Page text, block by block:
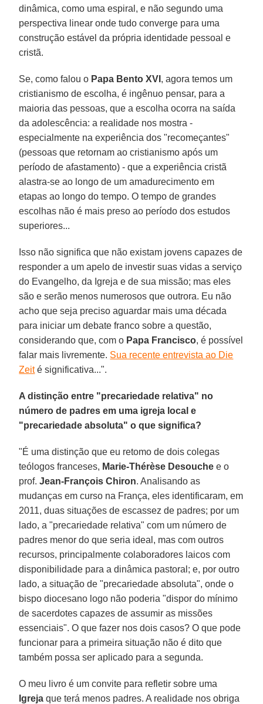
dinâmica, como uma espiral, e não segundo uma
perspectiva linear onde tudo converge para uma
construção estável da própria identidade pessoal e
cristã.
Se, como falou o Papa Bento XVI , agora temos um
cristianismo de escolha, é ingênuo pensar, para a
maioria das pessoas, que a escolha ocorra na saída
da adolescência: a realidade nos mostra -
especialmente na experiência dos "recomeçantes"
(pessoas que retornam ao cristianismo após um
período de afastamento) - que a experiência cristã
alastra-se ao longo de um amadurecimento em
etapas ao longo do tempo. O tempo de grandes
escolhas não é mais preso ao período dos estudos
superiores...
Isso não significa que não existam jovens capazes de
responder a um apelo de investir suas vidas a serviço
do Evangelho, da Igreja e de sua missão; mas eles
são e serão menos numerosos que outrora. Eu não
acho que seja preciso aguardar mais uma década
para iniciar um debate franco sobre a questão,
considerando que, com o Papa Francisco, é possível
falar mais livremente. Sua recente entrevista ao Die
Zeité significativa...".
A distinção entre "precariedade relativa" no
número de padres em uma igreja local e
"precariedade absoluta" o que significa?
"É uma distinção que eu retomo de dois colegas
teólogos franceses, Marie-Thérèse Desouche e o
prof.Jean-François Chiron. Analisando as
mudanças em curso na França, eles identificaram, em
2011, duas situações de escassez de padres; por um
lado, a "precariedade relativa" com um número de
padres menor do que seria ideal, mas com outros
recursos, principalmente colaboradores laicos com
disponibilidade para a dinâmica pastoral; e, por outro
lado, a situação de "precariedade absoluta", onde o
bispo diocesano logo não poderia "dispor do mínimo
de sacerdotes capazes de assumir as missões
essenciais". O que fazer nos dois casos? O que pode
funcionar para a primeira situação não é dito que
também possa ser aplicado para a segunda.
O meu livro é um convite para refletir sobre uma
Igreja que terá menos padres. A realidade nos obriga